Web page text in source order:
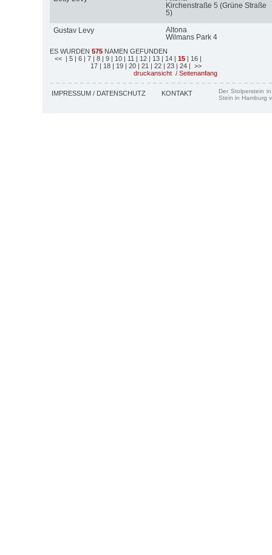
Kirchenstraße 5 (Grüne Straße
5)
Gustav Levy
Altona
Wilmans Park 4
ES WURDEN 575 NAMEN GEFUNDEN
<< | 5 | 6 | 7 | 8 | 9 | 10 | 11 | 12 | 13 | 14 | 15 | 16 |
17 | 18 | 19 | 20 | 21 | 22 | 23 | 24 | >>
druckansicht / Seitenanfang
IMPRESSUM / DATENSCHUTZ KONTAKT
Der Stolperstein
Stein in Hamburg